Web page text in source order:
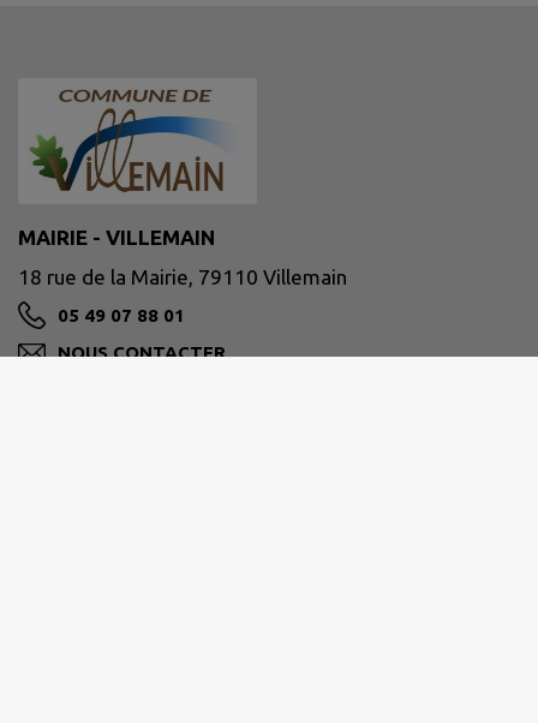
MAIRIE - VILLEMAIN
18 rue de la Mairie, 79110 Villemain
05 49 07 88 01
NOUS CONTACTER